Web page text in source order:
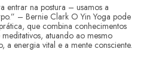
entrar na postura – usamos a
– Bernie Clark O Yin Yoga pode
que combina conhecimentos
atuando ao mesmo
a energia vital e a mente consciente.